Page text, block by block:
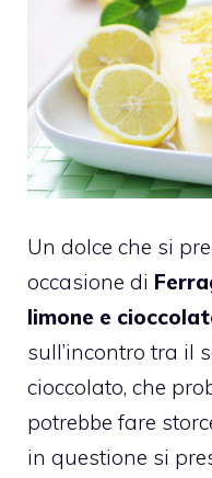
Un dolce che si
occasione di
limone e
sull’incontro tra il
cioccolato, che
potrebbe fare
in questione si